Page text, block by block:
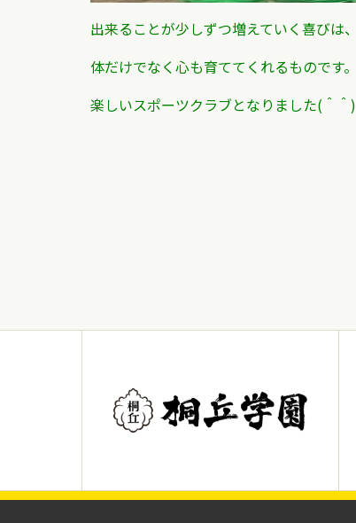
出来ることが少しずつ増えていく喜びは、
体だけでなく心も育ててくれるものです。
楽しいスポーツクラブとなりました(＾＾)